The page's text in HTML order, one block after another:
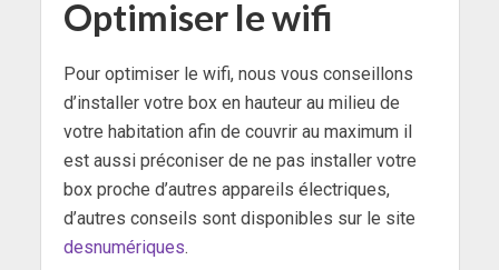
Optimiser le wifi
Pour optimiser le wifi, nous vous conseillons
d’installer votre box en hauteur au milieu de
votre habitation afin de couvrir au maximum il
est aussi préconiser de ne pas installer votre
box proche d’autres appareils électriques,
d’autres conseils sont disponibles sur le site
desnumériques.